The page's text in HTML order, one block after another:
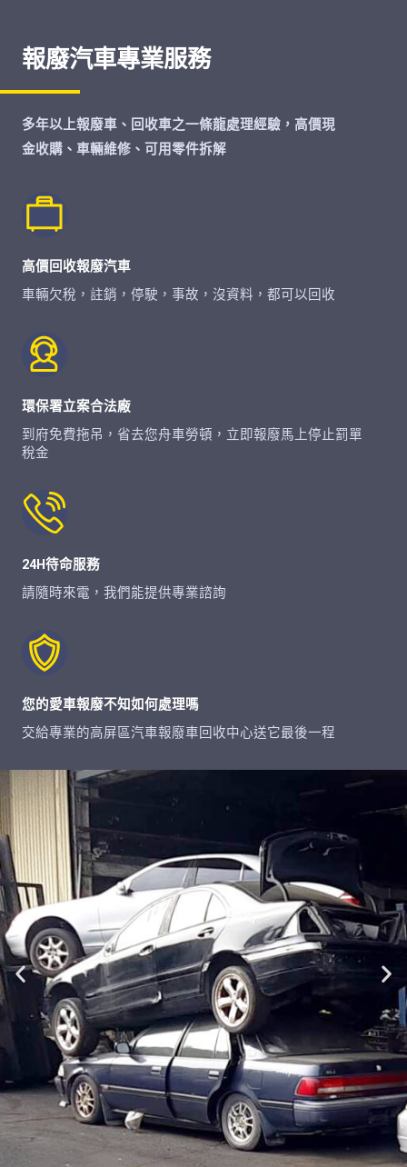
報廢汽車專業服務
多年以上報廢車、回收車之一條龍處理經驗，高價現
金收購、車輛維修、可用零件拆解
高價回收報廢汽車
車輛欠稅，註銷，停駛，事故，沒資料，都可以回收
環保署立案合法廠
到府免費拖吊，省去您舟車勞頓，立即報廢馬上停止罰單
稅金
24H待命服務
請隨時來電，我們能提供專業諮詢
您的愛車報廢不知如何處理嗎
交給專業的高屏區汽車報廢車回收中心送它最後一程